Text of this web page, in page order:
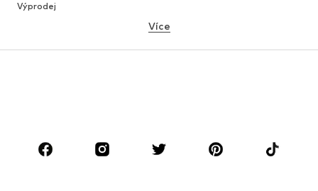
Výprodej
ZNAČKY
Více